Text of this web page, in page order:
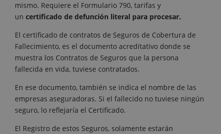
mismo. Requiere el Formulario 790, tarifas y
un certificado de defunción literal para procesar.
El certificado de contratos de Seguros de Cobertura de
Fallecimiento, es el documento acreditativo donde se
muestra los Contratos de Seguros que la persona
fallecida en vida, tuviese contratados.
En ese documento, también se indica el nombre de las
empresas aseguradoras. Si el fallecido no tuviese ningún
seguro, lo reflejaría el Certificado.
El Registro de estos Seguros, solamente estarán